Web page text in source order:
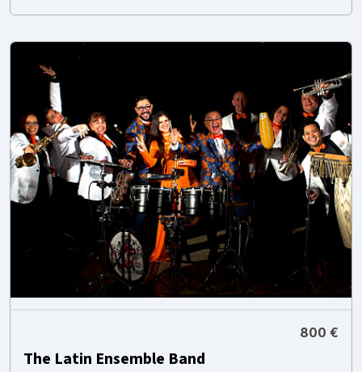
800 €
The Latin Ensemble Band